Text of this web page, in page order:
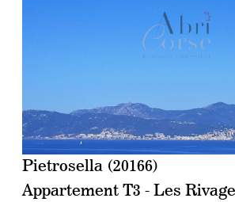
voir le bien
Pietrosella (20166)
Appartement T3 - Les